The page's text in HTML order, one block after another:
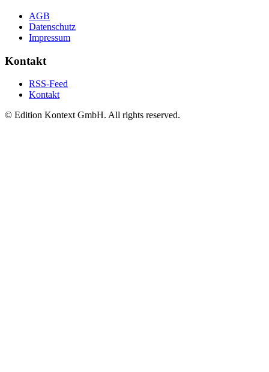
AGB
Datenschutz
Impressum
Kontakt
RSS-Feed
Kontakt
© Edition Kontext GmbH. All rights reserved.